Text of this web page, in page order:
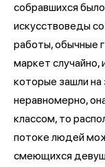
собравшихся
искусствоведы
работы, обычные
маркет случайно,
которые зашли на
неравномерно,
классом, то
потоке людей
смеющихся